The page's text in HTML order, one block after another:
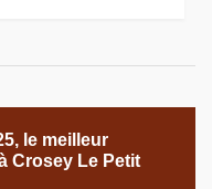
le meilleur
Crosey Le Petit